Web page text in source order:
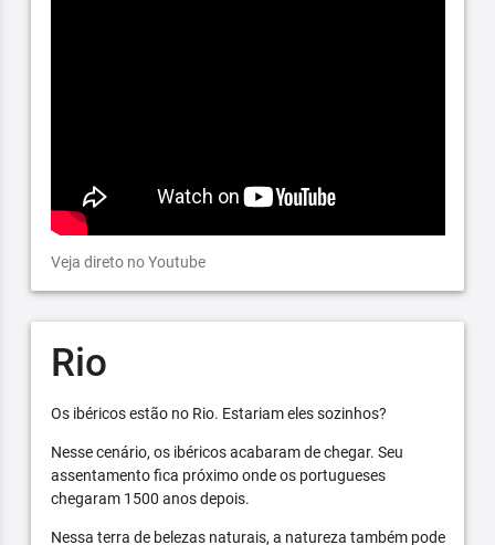
Veja direto no Youtube
Rio
Os ibéricos estão no Rio. Estariam eles sozinhos?
Nesse cenário, os ibéricos acabaram de chegar. Seu
assentamento fica próximo onde os portugueses
chegaram 1500 anos depois.
Nessa terra de belezas naturais, a natureza também pode